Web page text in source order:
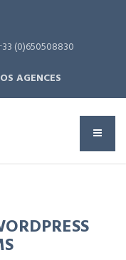
(0)650508830
AGENCES